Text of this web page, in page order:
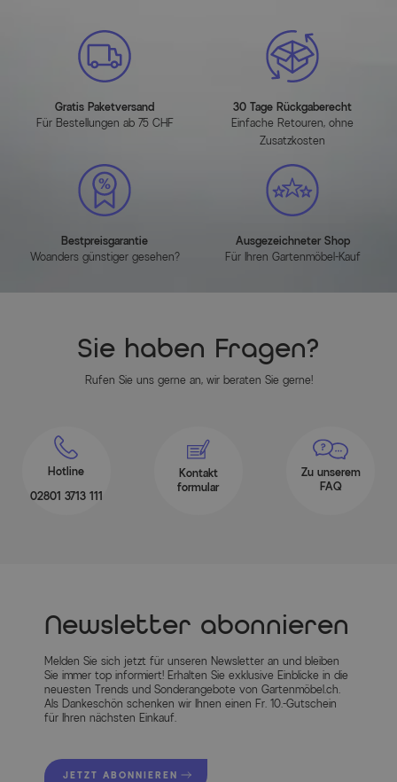
Gratis Paketversand
Für Bestellungen ab 75 CHF
30 Tage Rückgaberecht
Einfache Retouren, ohne
Zusatzkosten
Bestpreisgarantie
Woanders günstiger gesehen?
Ausgezeichneter Shop
Für Ihren Gartenmöbel-Kauf
Sie haben Fragen?
Rufen Sie uns gerne an, wir beraten Sie gerne!
Hotline
02801 3713 111
Kontakt
formular
Zu unserem
FAQ
Newsletter abonnieren
Melden Sie sich jetzt für unseren Newsletter an und bleiben
Sie immer top informiert! Erhalten Sie exklusive Einblicke in die
neuesten Trends und Sonderangebote von Gartenmöbel.ch.
Als Dankeschön schenken wir Ihnen einen Fr. 10.-Gutschein
für Ihren nächsten Einkauf.
JETZT ABONNIEREN